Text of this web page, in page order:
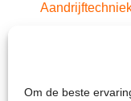
Om de beste